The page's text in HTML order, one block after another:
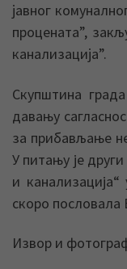
jавног
процената”,
канализациjа”.
Скупштина
давању
за прибављање
У питању је
и канализација“
скоро пословала
Извор и